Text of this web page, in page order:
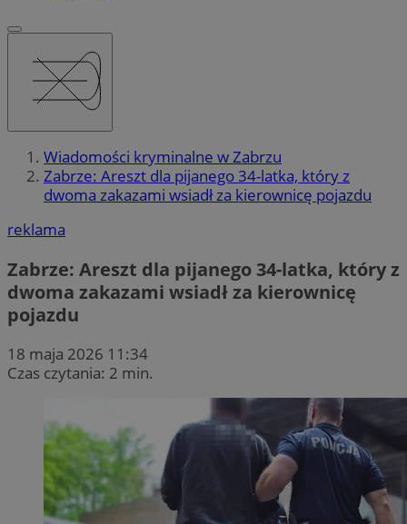
Wiadomości kryminalne w Zabrzu
Zabrze: Areszt dla pijanego 34-latka, który z
dwoma zakazami wsiadł za kierownicę pojazdu
reklama
Zabrze: Areszt dla pijanego 34-latka, który z
dwoma zakazami wsiadł za kierownicę
pojazdu
18 maja 2026 11:34
Czas czytania: 2 min.